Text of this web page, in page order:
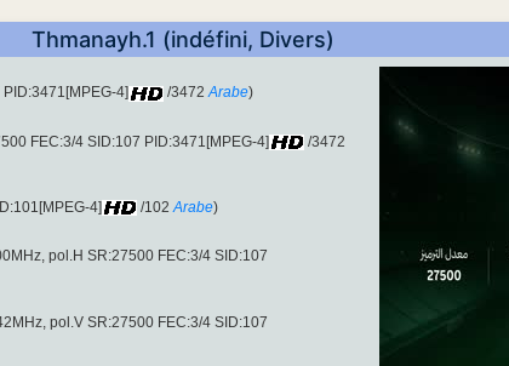
Thmanayh.1 (indéfini, Divers)
4] /3472 Arabe)
FEC:3/4 SID:107 PID:3471[MPEG-4]
/3472
4] /102 Arabe)
pol.H SR:27500 FEC:3/4 SID:107
pol.V SR:27500 FEC:3/4 SID:107